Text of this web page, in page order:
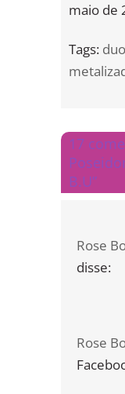
maio de
Tags:
17
B.U”
Rose
disse:
Rose